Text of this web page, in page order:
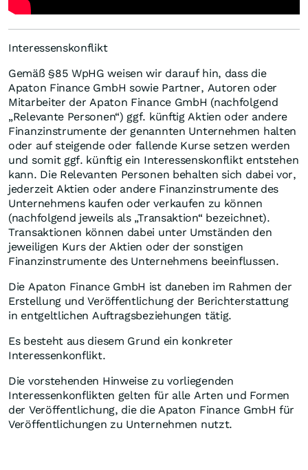
Interessenskonflikt
Gemäß §85 WpHG weisen wir darauf hin, dass die
Apaton Finance GmbH sowie Partner, Autoren oder
Mitarbeiter der Apaton Finance GmbH (nachfolgend
„Relevante Personen“) ggf. künftig Aktien oder andere
Finanzinstrumente der genannten Unternehmen halten
oder auf steigende oder fallende Kurse setzen werden
und somit ggf. künftig ein Interessenskonflikt entstehen
kann. Die Relevanten Personen behalten sich dabei vor,
jederzeit Aktien oder andere Finanzinstrumente des
Unternehmens kaufen oder verkaufen zu können
(nachfolgend jeweils als „Transaktion“ bezeichnet).
Transaktionen können dabei unter Umständen den
jeweiligen Kurs der Aktien oder der sonstigen
Finanzinstrumente des Unternehmens beeinflussen.
Die Apaton Finance GmbH ist daneben im Rahmen der
Erstellung und Veröffentlichung der Berichterstattung
in entgeltlichen Auftragsbeziehungen tätig.
Es besteht aus diesem Grund ein konkreter
Interessenkonflikt.
Die vorstehenden Hinweise zu vorliegenden
Interessenkonflikten gelten für alle Arten und Formen
der Veröffentlichung, die die Apaton Finance GmbH für
Veröffentlichungen zu Unternehmen nutzt.